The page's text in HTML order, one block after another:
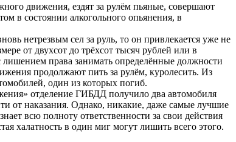
движения, ездят за рулём пьяные, совершают
в состоянии алкогольного опьянения, в
нетрезвым сел за руль, то он привлекается уже не
от двухсот до трёхсот тысяч рублей или в
лишением права занимать определённые должности
продолжают пить за рулём, куролесить. Из
один из которых погиб.
отделение ГИБДД получило два автомобиля
от наказания. Однако, никакие, даже самые лучшие
всю полноту ответственности за свои действия
халатность в один миг могут лишить всего этого.